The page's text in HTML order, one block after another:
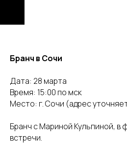
Бранч в Сочи
Дата: 28 марта
Время: 15:00 по мск
Место: г. Сочи (адрес
Бранч с Мариной Кульпиной, в
встречи.